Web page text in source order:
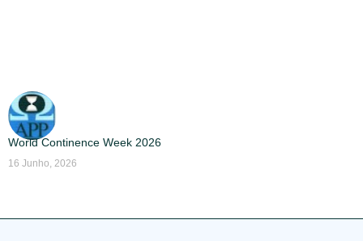
World Continence Week 2026
16 Junho, 2026